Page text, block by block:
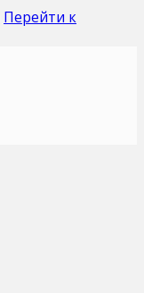
Перейти к